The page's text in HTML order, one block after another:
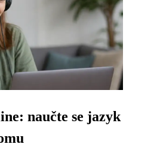
naučte se jazyk